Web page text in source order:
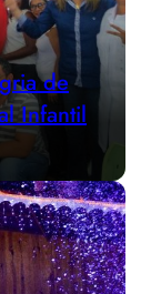
de
Infantil